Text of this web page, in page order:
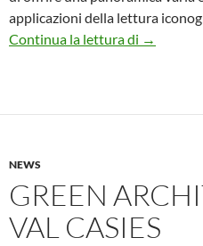
applicazioni della lettura
Continua la lettura di Leggere
→
NEWS
GREEN
VAL CASIES